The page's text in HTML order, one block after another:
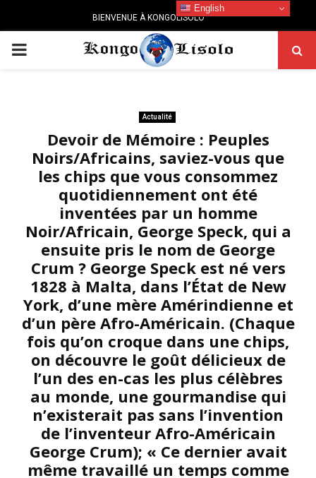
BIENVENUE À KONGOLISOLO
PRIMARY
Actualité
Devoir de Mémoire : Peuples
Noirs/Africains, saviez-vous que
les chips que vous consommez
quotidiennement ont été
inventées par un homme
Noir/Africain, George Speck, qui a
ensuite pris le nom de George
Crum ? George Speck est né vers
1828 à Malta, dans l’État de New
York, d’une mère Amérindienne et
d’un père Afro-Américain. (Chaque
fois qu’on croque dans une chips,
on découvre le goût délicieux de
l’un des en-cas les plus célèbres
au monde, une gourmandise qui
n’existerait pas sans l’invention
de l’inventeur Afro-Américain
George Crum); « Ce dernier avait
même travaillé un temps comme
English